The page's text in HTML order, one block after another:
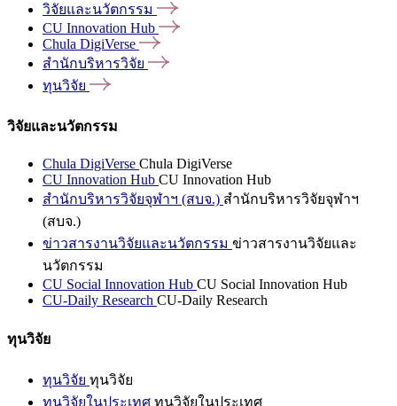
วิจัยและนวัตกรรม
CU Innovation Hub
Chula DigiVerse
สำนักบริหารวิจัย
ทุนวิจัย
วิจัยและนวัตกรรม
Chula DigiVerse Chula DigiVerse
CU Innovation Hub CU Innovation Hub
สำนักบริหารวิจัยจุฬาฯ (สบจ.) สำนักบริหารวิจัยจุฬาฯ
(สบจ.)
ข่าวสารงานวิจัยและนวัตกรรม ข่าวสารงานวิจัยและ
นวัตกรรม
CU Social Innovation Hub CU Social Innovation Hub
CU-Daily Research CU-Daily Research
ทุนวิจัย
ทุนวิจัย ทุนวิจัย
ทุนวิจัยในประเทศ ทุนวิจัยในประเทศ